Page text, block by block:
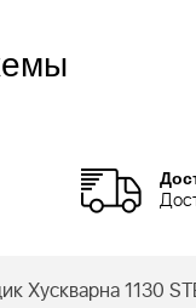
Хускварна 1130